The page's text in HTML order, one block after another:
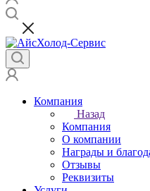
Компания
Назад
Компания
О компании
Награды и
Отзывы
Реквизиты